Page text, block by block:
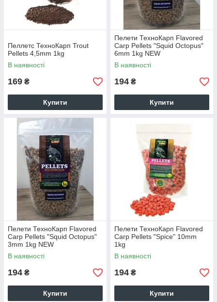
Пеллетс ТехноКарп Trout
Pellets 4,5mm 1kg
В наявності
169 ₴
Купити
Пелети ТехноКарп Flavored
Carp Pellets "Squid Octopus"
6mm 1kg NEW
В наявності
194 ₴
Купити
Пелети ТехноКарп Flavored
Carp Pellets "Squid Octopus"
3mm 1kg NEW
В наявності
194 ₴
Купити
Пелети ТехноКарп Flavored
Carp Pellets "Spice" 10mm
1kg
В наявності
194 ₴
Купити